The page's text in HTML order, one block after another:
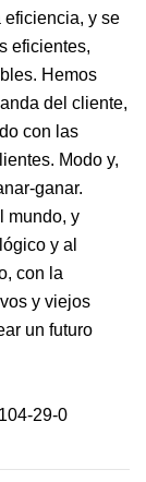
y se
eficientes,
Hemos
del cliente,
con las
Modo y,
ganar.
mundo, y
y al
con la
y viejos
un futuro